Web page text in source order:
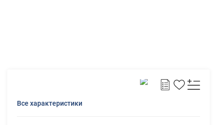
Все характеристики